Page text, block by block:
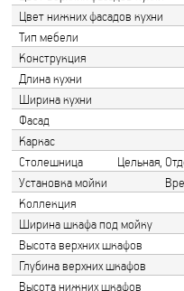
Цвет нижних фасадов кухни
Тип мебели
Конструкция
Длина кухни
Ширина кухни
Фасад
Каркас
Столешница
Цельная,
Установка мойки
Коллекция
Ширина шкафа под мойку
Высота верхних шкафов
Глубина верхних шкафов
Высота нижних шкафов